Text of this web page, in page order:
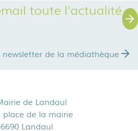
toute l'actualité
newsletter de la médiathèque
de Landaul
place de la mairie
Landaul